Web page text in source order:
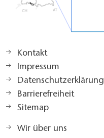
Kontakt
Impressum
Datenschutzerklärung
Barrierefreiheit
Sitemap
Wir über uns